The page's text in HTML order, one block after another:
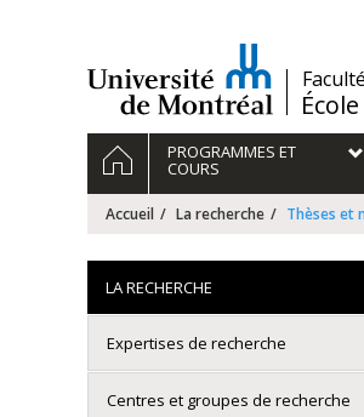
/
Navigation
principale
ACCUEILPROGRAMMES ET
COURS
Accueil La recherche Thèses et
LA RECHERCHE
Expertises de recherche
Centres et groupes de recherche